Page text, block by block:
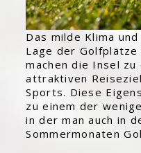
Das milde Klima
Lage der Golfplätze
machen die Insel
attraktiven
Sports. Diese
zu einem der
in der man auch in
Sommermonaten